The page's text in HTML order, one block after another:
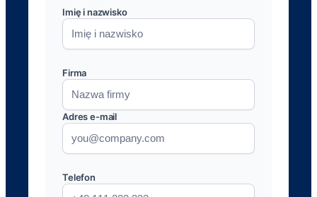
Imię i nazwisko
Firma
Adres e-mail
Telefon